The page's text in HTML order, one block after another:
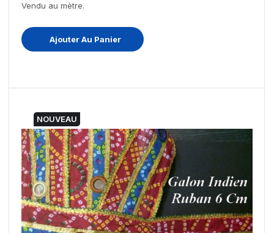
Vendu au mètre.
Ajouter Au Panier
NOUVEAU